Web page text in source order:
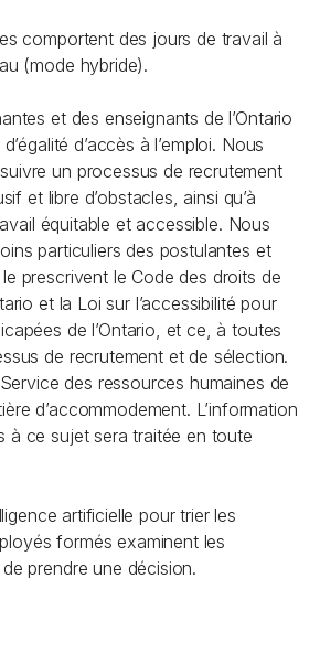
comportent des jours de travail à
(mode hybride).
et des enseignants de l’Ontario
d’accès à l’emploi. Nous
un processus de recrutement
et libre d’obstacles, ainsi qu’à
équitable et accessible. Nous
particuliers des postulantes et
prescrivent le Code des droits de
et la Loi sur l’accessibilité pour
de l’Ontario, et ce, à toutes
de recrutement et de sélection.
des ressources humaines de
d’accommodement. L’information
à ce sujet sera traitée en toute
artificielle pour trier les
formés examinent les
prendre une décision.